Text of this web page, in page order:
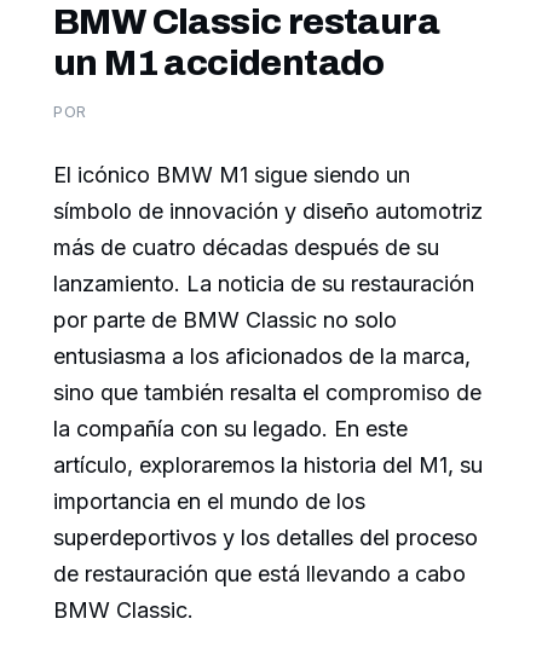
BMW Classic restaura
un M1 accidentado
POR
El icónico BMW M1 sigue siendo un
símbolo de innovación y diseño automotriz
más de cuatro décadas después de su
lanzamiento. La noticia de su restauración
por parte de BMW Classic no solo
entusiasma a los aficionados de la marca,
sino que también resalta el compromiso de
la compañía con su legado. En este
artículo, exploraremos la historia del M1, su
importancia en el mundo de los
superdeportivos y los detalles del proceso
de restauración que está llevando a cabo
BMW Classic.